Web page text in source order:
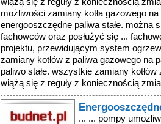
możliwości zamiany kotła gazowego
energooszczędne paliwa stałe. można
fachowców oraz posłużyć się ...
projektu, przewidującym system
zamiany kotłów z paliwa gazowego na
paliwo stałe. wszystkie zamiany
wiążą się z reguły z koniecznością
... ... pompy